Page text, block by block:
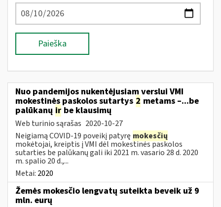
Paieška
Nuo pandemijos nukentėjusiam verslui VMI
mokestinės paskolos sutartys 2 metams –...be
palūkanų ir be klausimų
Web turinio sąrašas 2020-10-27
Neigiamą COVID-19 poveikį patyrę mokesčių
mokėtojai, kreiptis į VMI dėl mokestinės paskolos
sutarties be palūkanų gali iki 2021 m. vasario 28 d. 2020
m. spalio 20 d.,...
Metai: 2020
Žemės mokesčio lengvatų suteikta beveik už 9
mln. eurų